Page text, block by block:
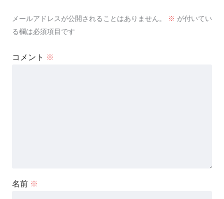
メールアドレスが公開されることはありません。 ※ が付いてい
る欄は必須項目です
コメント ※
名前 ※